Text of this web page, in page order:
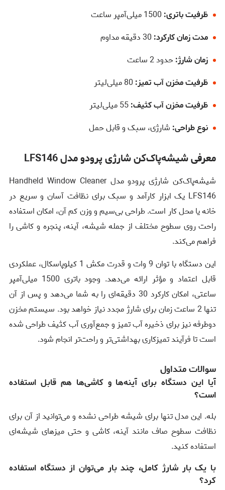
ظرفیت باتری:
مدت زمان کارکرد:
زمان شارژ: حدود 2 ساعت
ظرفیت مخزن آب تمیز:
ظرفیت مخزن آب کثیف:
نوع طراحی: شارژی، سبک و قابل حمل
معرفی شیشه‌پاک‌کن شارژی پرودو مدل LFS146
شیشه‌پاک‌کن شارژی پرودو مدل Handheld Window Cleaner
LFS146 یک ابزار کارآمد و سبک برای نظافت آسان و سریع در
خانه یا محل کار است. طراحی بی‌سیم و وزن کم آن، امکان استفاده
راحت روی سطوح مختلف از جمله شیشه، آینه، پنجره و کاشی را
فراهم می‌کند.
این دستگاه با توان 9 وات و قدرت مکش 1 کیلوپاسکال، عملکردی
قابل اعتماد و مؤثر ارائه می‌دهد. وجود باتری 1500 میلی‌آمپر
ساعتی، امکان کارکرد 30 دقیقه‌ای را به شما می‌دهد و پس از آن
تنها 2 ساعت زمان برای شارژ مجدد نیاز خواهد بود. سیستم مخزن
دوطرفه نیز برای ذخیره آب تمیز و جمع‌آوری آب کثیف طراحی شده
است تا فرآیند تمیزکاری بهداشتی‌تر و راحت‌تر انجام شود.
سوالات متداول
آیا این دستگاه برای آینه‌ها و کاشی‌ها هم قابل استفاده
است؟
بله. این مدل تنها برای شیشه طراحی نشده و می‌توانید از آن برای
نظافت سطوح صاف مانند آینه، کاشی و حتی میزهای شیشه‌ای
استفاده کنید.
با یک بار شارژ کامل، چند بار می‌توان از دستگاه استفاده
کرد؟